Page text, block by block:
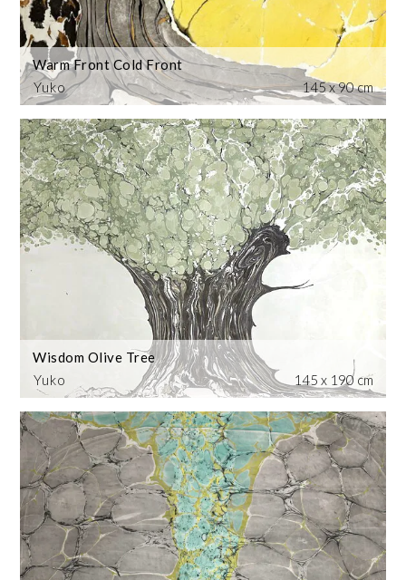
Yuko
Warm Front Cold Front
145 x 90 cm
Yuko
Wisdom Olive Tree
145 x 190 cm